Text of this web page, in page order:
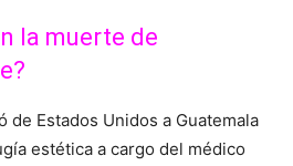
la muerte de
de Estados Unidos a Guatemala
estética a cargo del médico